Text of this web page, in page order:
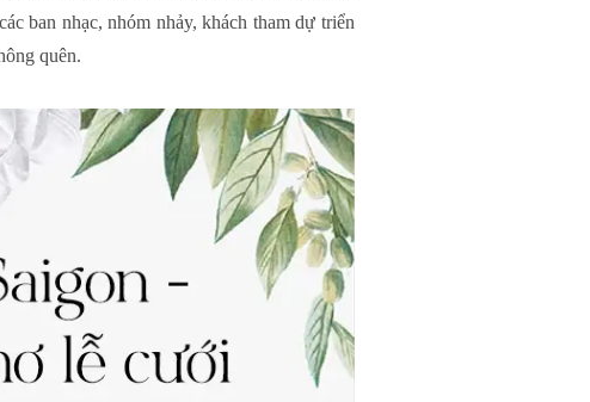
ban nhạc, nhóm nhảy, khách tham dự triển
quên.